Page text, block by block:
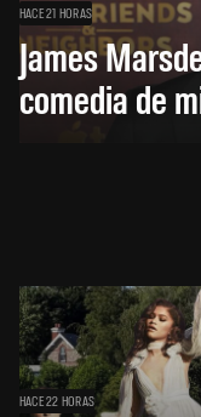
HACE 21 HORAS
James
comedia de
HACE 22 HORAS